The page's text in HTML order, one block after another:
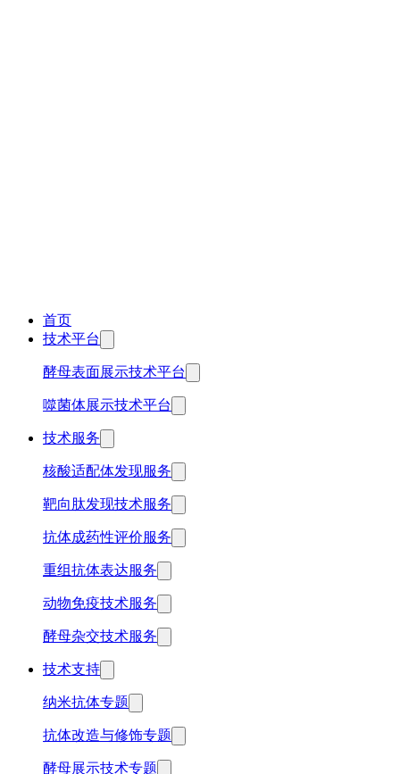
首页
技术平台
酵母表面展示技术平台
噬菌体展示技术平台
技术服务
核酸适配体发现服务
靶向肽发现技术服务
抗体成药性评价服务
重组抗体表达服务
动物免疫技术服务
酵母杂交技术服务
技术支持
纳米抗体专题
抗体改造与修饰专题
酵母展示技术专题